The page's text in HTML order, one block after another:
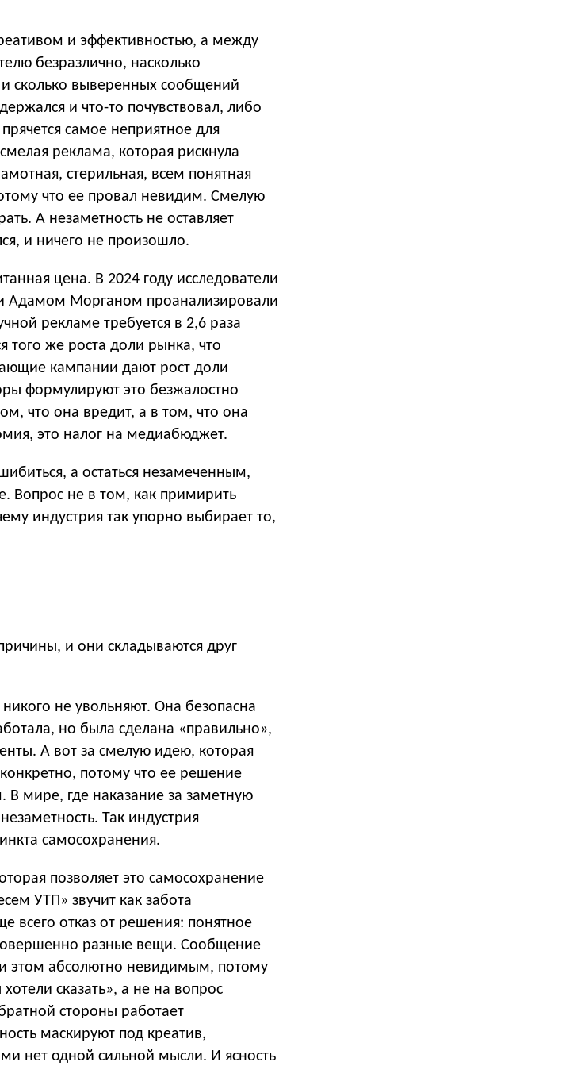
и эффективностью, а между
безразлично, насколько
сколько выверенных сообщений
и что-то почувствовал, либо
самое неприятное для
реклама, которая рискнула
стерильная, всем понятная
что ее провал невидим. Смелую
А незаметность не оставляет
и ничего не произошло.
цена. В 2024 году исследователи
Адамом Морганом проанализировали
рекламе требуется в 2,6 раза
же роста доли рынка, что
кампании дают рост доли
формулируют это безжалостно
что она вредит, а в том, что она
это налог на медиабюджет.
а остаться незамеченным,
Вопрос не в том, как примирить
индустрия так упорно выбирает то,
и они складываются друг
не увольняют. Она безопасна
но была сделана «правильно»,
А вот за смелую идею, которая
потому что ее решение
мире, где наказание за заметную
Так индустрия
самосохранения.
позволяет это самосохранение
УТП» звучит как забота
всего отказ от решения: понятное
разные вещи. Сообщение
этом абсолютно невидимым, потому
сказать», а не на вопрос
стороны работает
маскируют под креатив,
нет одной сильной мысли. И ясность